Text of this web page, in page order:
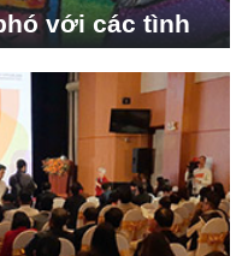
với các tình